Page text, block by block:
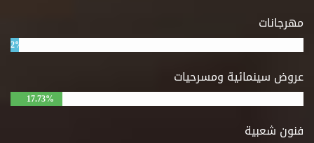
مهرجانات
2%
عروض سينمائية ومسرحيات
17.73%
فنون شعبية